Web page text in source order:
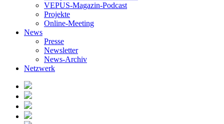
VEPUS-Magazin-Podcast
Projekte
Online-Meeting
News
Presse
Newsletter
News-Archiv
Netzwerk